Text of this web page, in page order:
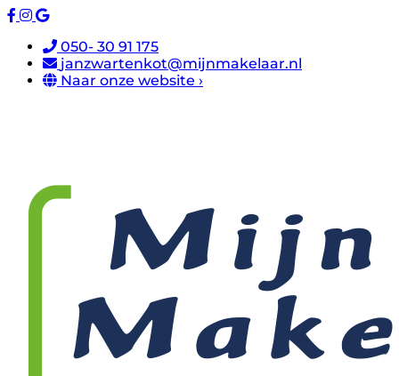
050- 30 91 175
janzwartenkot@mijnmakelaar.nl
Naar onze website ›